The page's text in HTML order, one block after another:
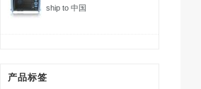
MFT-...
ship to 中国
产品标签